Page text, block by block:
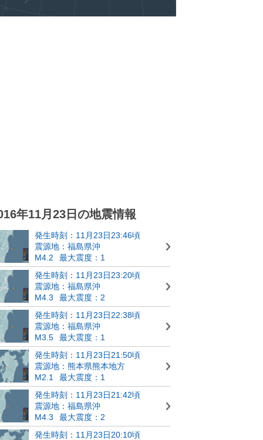
年11月23日の地震情報
発生時刻：11月23日23:46頃
震源地：福島県沖
M4.2
最大震度：1
発生時刻：11月23日23:20頃
震源地：福島県沖
M4.3
最大震度：2
発生時刻：11月23日22:38頃
震源地：福島県沖
M3.5
最大震度：1
発生時刻：11月23日21:50頃
震源地：熊本県熊本地方
M2.1
最大震度：1
発生時刻：11月23日21:42頃
震源地：福島県沖
M4.3
最大震度：2
発生時刻：11月23日20:10頃